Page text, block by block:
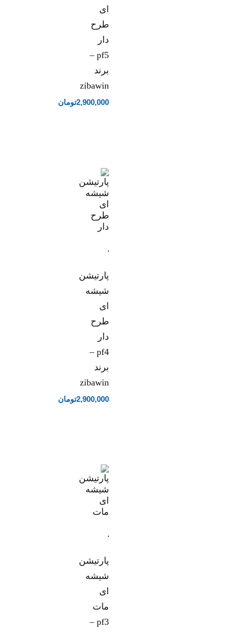
ای
طرح
دار
pf5 –
برند
zibawin
2,900,000تومان
پارتیشن
شیشه
ای
طرح
دار
pf4 –
برند
zibawin
2,900,000تومان
پارتیشن
شیشه
ای
مات
pf3 –